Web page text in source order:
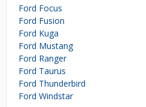
Ford Focus
Ford Fusion
Ford Kuga
Ford Mustang
Ford Ranger
Ford Taurus
Ford Thunderbird
Ford Windstar